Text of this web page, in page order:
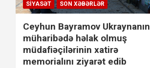
SIYASƏT SON XƏBƏRLƏR
Ceyhun Bayramov Ukraynanın
müharibədə həlak olmuş
müdafiəçilərinin xatirə
memorialını ziyarət edib